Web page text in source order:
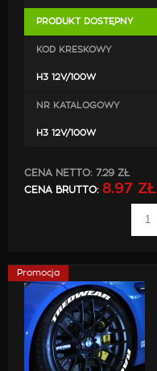
PRODUKT DOSTĘPNY
KOD KRESKOWY
H3 12V/100W
NR KATALOGOWY
H3 12V/100W
CENA NETTO: 7.29 ZŁ
CENA BRUTTO: 8.97 ZŁ
Promocja